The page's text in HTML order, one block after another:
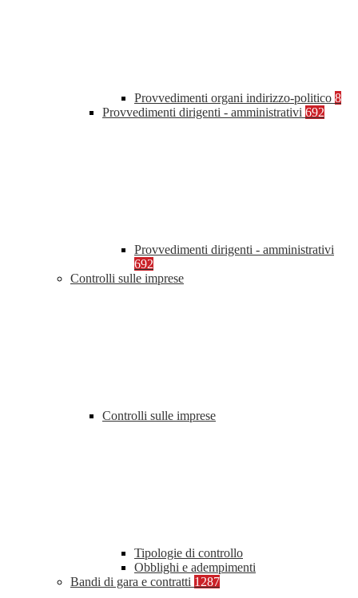
Provvedimenti organi indirizzo-politico 8
Provvedimenti dirigenti - amministrativi 692
Provvedimenti dirigenti - amministrativi
692
Controlli sulle imprese
Controlli sulle imprese
Tipologie di controllo
Obblighi e adempimenti
Bandi di gara e contratti 1287